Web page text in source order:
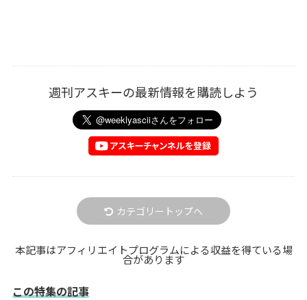
週刊アスキーの最新情報を購読しよう
カテゴリートップへ
本記事はアフィリエイトプログラムによる収益を得ている場
合があります
この特集の記事